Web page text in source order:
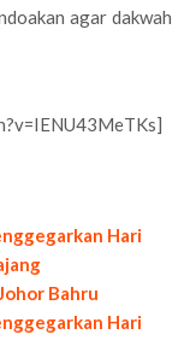
agar dakwah
Hari
Bahru
Hari